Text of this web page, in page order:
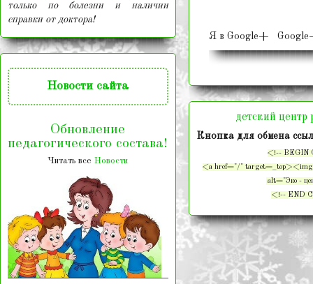
Я в Google+
детский центр
Кнопка для обмена
<!-- BEGIN
<a href="/" target=_top><img
alt="Эко -
<!-- END
только по болезни и наличии
справки от доктора!
Новости сайта
Обновление
педагогического состава!
Читать всеНовости